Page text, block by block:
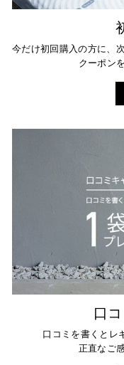
今だけ初回購入の方に、
クーポン
口
口コミを書くとレ
正直なご